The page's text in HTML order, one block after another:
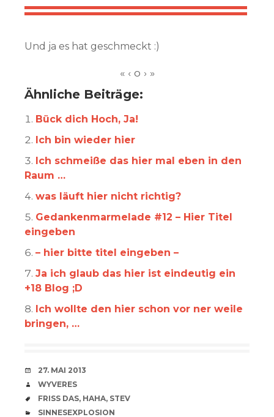
Und ja es hat geschmeckt :)
Ähnliche Beiträge:
Bück dich Hoch, Ja!
Ich bin wieder hier
Ich schmeiße das hier mal eben in den
Raum …
was läuft hier nicht richtig?
Gedankenmarmelade #12 – Hier Titel
eingeben
– hier bitte titel eingeben –
Ja ich glaub das hier ist eindeutig ein
+18 Blog ;D
Ich wollte den hier schon vor ner weile
bringen, …
VERABREDUNG
27. MAI 2013
VERFASSER
WYVERES
SCHLAGWÖRTER
FRISS DAS, HAHA, STEV
CATEGORIES
SINNESEXPLOSION